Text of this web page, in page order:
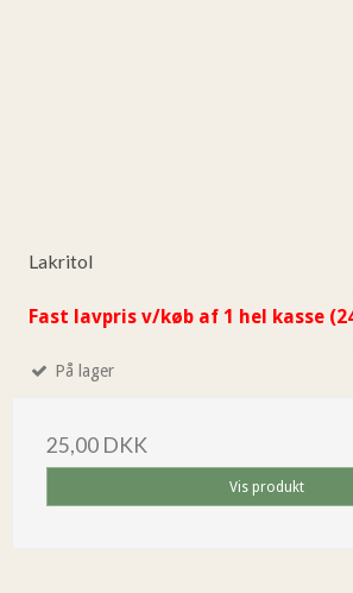
Lakritol
Fast lavpris v/køb af 1 hel kasse
På lager
25,00 DKK
Vis produkt